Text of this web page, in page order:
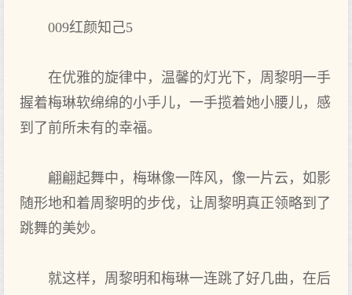
009红颜知己5
在优雅的旋律中，温馨的灯光下，周黎明一手
握着梅琳软绵绵的小手儿，一手揽着她小腰儿，感
到了前所未有的幸福。
翩翩起舞中，梅琳像一阵风，像一片云，如影
随形地和着周黎明的步伐，让周黎明真正领略到了
跳舞的美妙。
就这样，周黎明和梅琳一连跳了好几曲，在后